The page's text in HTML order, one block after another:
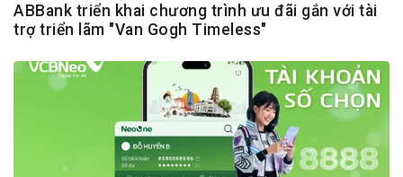
ABBank triển khai chương trình ưu đãi gắn với tài
trợ triển lãm "Van Gogh Timeless"